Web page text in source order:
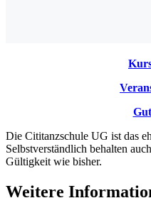
Die Cititanzschule UG ist das
Selbstverständlich behalten
Gültigkeit wie bisher.
Weitere